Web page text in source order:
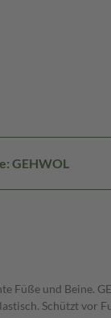
GEHWOL
und Beine.
Schützt vor